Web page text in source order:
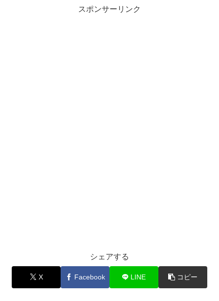
スポンサーリンク
シェアする
X Facebook LINE コピー